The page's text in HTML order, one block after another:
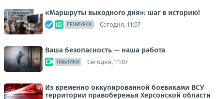
«Маршруты выходного дня»: шаг в историю!
ГЕНИЧЕСК Сегодня, 11:07
Ваша безопасность — наша работа
ПАБЛИКИ Сегодня, 11:07
Из временно оккупированной боевиками ВСУ
территории правобережья Херсонской области